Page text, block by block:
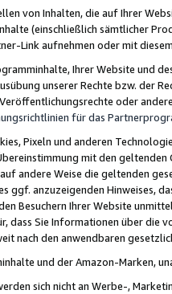
von Inhalten, die auf Ihrer
(einschließlich sämtlicher
Link aufnehmen oder mit
Ihrer Website und
unserer Rechte bzw. der
oder
für das
Pixeln und anderen
mit den
andere Weise die geltenden
ggf. anzuzeigenden Hinweises,
Besuchern Ihrer Website
dass Sie Informationen über die
nach den anwendbaren
und der Amazon-Marken,
sich nicht an Werbe-,